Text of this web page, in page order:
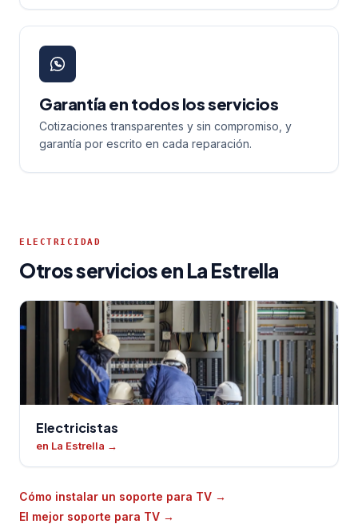
Garantía en todos los servicios
Cotizaciones transparentes y sin compromiso, y
garantía por escrito en cada reparación.
ELECTRICIDAD
Otros servicios en La Estrella
Electricistas
en La Estrella →
Cómo instalar un soporte para TV →
El mejor soporte para TV →